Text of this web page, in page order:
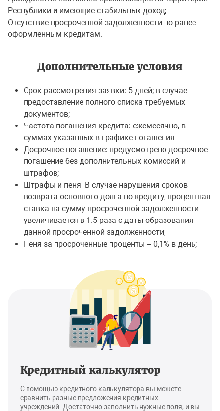
Республики и имеющие стабильных доход;
Отсутствие просроченной задолженности по ранее
оформленным кредитам.
Дополнительные условия
Срок рассмотрения заявки: 5 дней; в случае
предоставление полного списка требуемых
документов;
Частота погашения кредита: ежемесячно, в
суммах указанных в графике погашения
Досрочное погашение: предусмотрено досрочное
погашение без дополнительных комиссий и
штрафов;
Штрафы и пеня: В случае нарушения сроков
возврата основного долга по кредиту, процентная
ставка на сумму просроченной задолженности
увеличивается в 1.5 раза с даты образования
данной просроченной задолженности;
Пеня за просроченные проценты – 0,1% в день;
Кредитный калькулятор
С помощью кредитного калькулятора вы можете
сравнить разные предложения кредитных
учреждений. Достаточно заполнить нужные поля, и вы